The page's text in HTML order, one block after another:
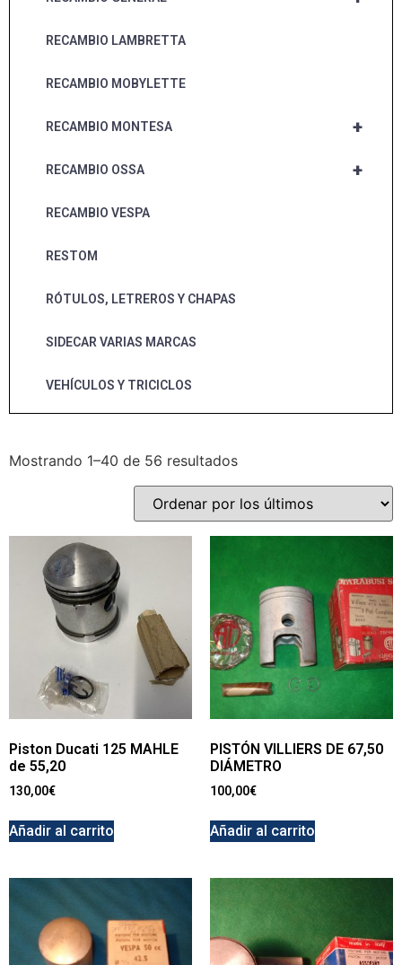
RECAMBIO LAMBRETTA
RECAMBIO MOBYLETTE
+
RECAMBIO MONTESA
+
RECAMBIO OSSA
RECAMBIO VESPA
RESTOM
RÓTULOS, LETREROS Y CHAPAS
SIDECAR VARIAS MARCAS
VEHÍCULOS Y TRICICLOS
Mostrando 1–40 de 56 resultados
Piston Ducati 125 MAHLE
de 55,20
130,00€
Añadir al carrito
PISTÓN VILLIERS DE 67,50
DIÁMETRO
100,00€
Añadir al carrito